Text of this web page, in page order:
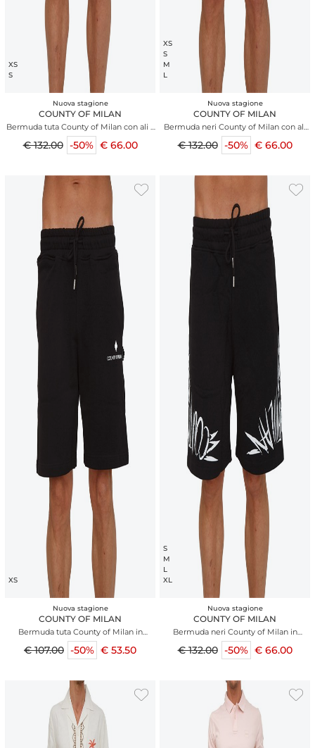
XS
S
Nuova stagione
COUNTY OF MILAN
Bermuda tuta County of Milan con ali a
contrasto
€ 132.00 -50% € 66.00
XS
S
M
L
Nuova stagione
COUNTY OF MILAN
Bermuda neri County of Milan con ali
colorate
€ 132.00 -50% € 66.00
XS
Nuova stagione
COUNTY OF MILAN
Bermuda tuta County of Milan in
cotone nero
€ 107.00 -50% € 53.50
S
M
L
XL
Nuova stagione
COUNTY OF MILAN
Bermuda neri County of Milan in
cotone ali serigrafate
€ 132.00 -50% € 66.00